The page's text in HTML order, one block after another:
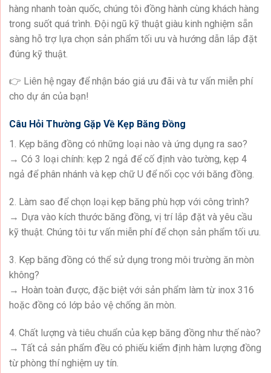
hàng nhanh toàn quốc, chúng tôi đồng hành cùng khách hàng
trong suốt quá trình. Đội ngũ kỹ thuật giàu kinh nghiệm sẵn
sàng hỗ trợ lựa chọn sản phẩm tối ưu và hướng dẫn lắp đặt
đúng kỹ thuật.
👉 Liên hệ ngay để nhận báo giá ưu đãi và tư vấn miễn phí
cho dự án của bạn!
Câu Hỏi Thường Gặp Về Kẹp Băng Đồng
1. Kẹp băng đồng có những loại nào và ứng dụng ra sao?
→ Có 3 loại chính: kẹp 2 ngả để cố định vào tường, kẹp 4
ngả để phân nhánh và kẹp chữ U để nối cọc với băng đồng.
2. Làm sao để chọn loại kẹp băng phù hợp với công trình?
→ Dựa vào kích thước băng đồng, vị trí lắp đặt và yêu cầu
kỹ thuật. Chúng tôi tư vấn miễn phí để chọn sản phẩm tối ưu.
3. Kẹp băng đồng có thể sử dụng trong môi trường ăn mòn
không?
→ Hoàn toàn được, đặc biệt với sản phẩm làm từ inox 316
hoặc đồng có lớp bảo vệ chống ăn mòn.
4. Chất lượng và tiêu chuẩn của kẹp băng đồng như thế nào?
→ Tất cả sản phẩm đều có phiếu kiểm định hàm lượng đồng
từ phòng thí nghiệm uy tín.